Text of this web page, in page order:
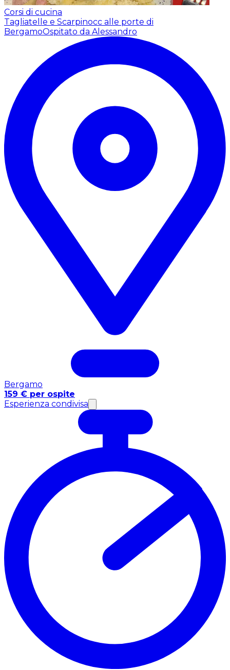
Corsi di cucina
Tagliatelle e Scarpinocc alle porte di
BergamoOspitato da Alessandro
Bergamo
159 € per ospite
Esperienza condivisa